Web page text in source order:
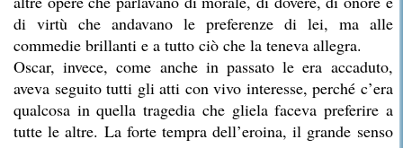
di virtù che andavano le preferenze di lei, ma alle
commedie brillanti e a tutto ciò che la teneva allegra.
Oscar, invece, come anche in passato le era accaduto,
aveva seguito tutti gli atti con vivo interesse, perché c’era
qualcosa in quella tragedia che gliela faceva preferire a
tutte le altre. La forte tempra dell’eroina, il grande senso